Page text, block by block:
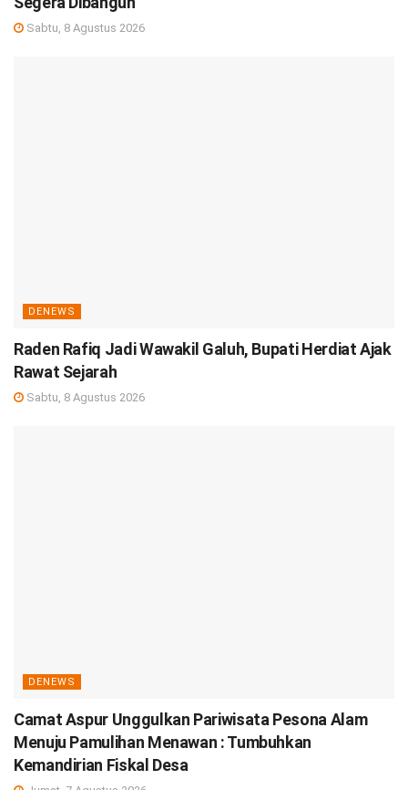
Sabtu, 8 Agustus 2026
DENEWS
Raden Rafiq Jadi Wawakil Galuh, Bupati Herdiat Ajak
Rawat Sejarah
Sabtu, 8 Agustus 2026
DENEWS
Camat Aspur Unggulkan Pariwisata Pesona Alam
Menuju Pamulihan Menawan : Tumbuhkan
Kemandirian Fiskal Desa